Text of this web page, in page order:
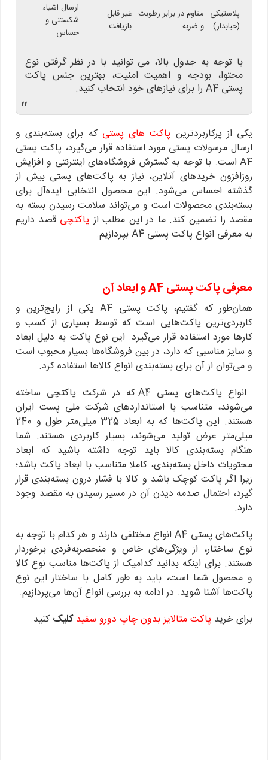
پلاستیکی
(حبابدار)
مقاوم در برابر رطوبت
و ضربه
غیر قابل
بازیافت
ارسال اشیاء
شکستنی و
حساس
با توجه به جدول بالا، می توانید با در نظر گرفتن نوع
محتوا، بودجه و اهمیت امنیت، بهترین جنس پاکت
پستی A4 را برای نیازهای خود انتخاب کنید.
“
یکی از پرکاربردترین پاکت های پستی که برای بسته‌بندی و
ارسال مرسولات پستی مورد استفاده قرار می‌گیرد، پاکت پستی
A4 است. با توجه به گسترش فروشگاه‌های اینترنتی و افزایش
روزافزون خریدهای آنلاین، نیاز به پاکت‌های پستی بیش از
گذشته احساس می‌شود. این محصول انتخابی ایده‌آل برای
بسته‌بندی محصولات است و می‌تواند سلامت رسیدن بسته به
مقصد را تضمین کند. ما در این مطلب از پاکتچی قصد داریم
به معرفی انواع پاکت پستی A4 بپردازیم.
معرفی پاکت پستی A4و ابعاد آن
همان‌طور که گفتیم، پاکت‌ پستی A4 یکی از رایج‌ترین و
کاربردی‌ترین پاکت‌هایی است که توسط بسیاری از کسب و
کارها مورد ‌استفاده قرار می‌گیرد. این نوع پاکت به دلیل ابعاد
و سایز مناسبی که دارد، در بین فروشگاه‌ها بسیار محبوب است
و می‌توان از آن برای بسته‌بندی انواع کالاها استفاده کرد.
انواع پاکت‌های پستی A4 که در شرکت پاکتچی ساخته
می‌شوند، متناسب با استانداردهای شرکت ملی پست ایران
هستند. این پاکت‌ها که به ابعاد 325 میلی‌متر طول و 240
میلی‌متر عرض تولید می‌شوند، بسیار کاربردی هستند. شما
هنگام بسته‌بندی کالا باید توجه داشته باشید که ابعاد
محتویات داخل بسته‌بندی، کاملا متناسب با ابعاد پاکت باشد؛
زیرا اگر پاکت کوچک باشد و کالا با فشار درون بسته‌بندی قرار
گیرد، احتمال صدمه دیدن آن در مسیر رسیدن به مقصد وجود
دارد.
پاکت‌های پستی A4 انواع مختلفی دارند و هر کدام با توجه به
نوع ساختار، از ویژگی‌های خاص و منحصربه‌فردی برخوردار
هستند. برای اینکه بدانید کدامیک از پاکت‌ها مناسب نوع کالا
و محصول شما است، باید به طور کامل با ساختار این نوع
پاکت‌ها آشنا شوید. در ادامه به بررسی انواع آن‌ها می‌پردازیم.
برای خرید پاکت متالایز بدون چاپ دورو سفید کلیک کنید.